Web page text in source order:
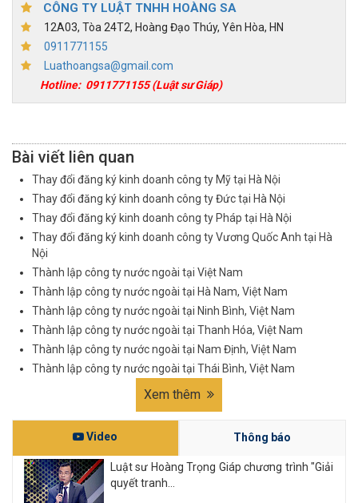
CÔNG TY LUẬT TNHH HOÀNG SA
12A03, Tòa 24T2, Hoàng Đạo Thúy, Yên Hòa, HN
0911771155
Luathoangsa@gmail.com
Hotline: 0911771155(Luật sư Giáp)
Bài viết liên quan
Thay đổi đăng ký kinh doanh công ty Mỹ tại Hà Nội
Thay đổi đăng ký kinh doanh công ty Đức tại Hà Nội
Thay đổi đăng ký kinh doanh công ty Pháp tại Hà Nội
Thay đổi đăng ký kinh doanh công ty Vương Quốc Anh tại Hà
Nội
Thành lập công ty nước ngoài tại Việt Nam
Thành lập công ty nước ngoài tại Hà Nam, Việt Nam
Thành lập công ty nước ngoài tại Ninh Bình, Việt Nam
Thành lập công ty nước ngoài tại Thanh Hóa, Việt Nam
Thành lập công ty nước ngoài tại Nam Định, Việt Nam
Thành lập công ty nước ngoài tại Thái Bình, Việt Nam
Xem thêm
Video Thông báo
Luật sư Hoàng Trọng Giáp chương trình "Giải
quyết tranh...